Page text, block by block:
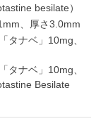
besilate）
、厚さ3.0mm
タナベ」10mg、
タナベ」10mg、
Besilate